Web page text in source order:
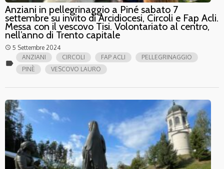
Anziani in pellegrinaggio a Piné sabato 7
settembre su invito di Arcidiocesi, Circoli e Fap Acli.
Messa con il vescovo Tisi. Volontariato al centro,
nell’anno di Trento capitale
access_time 5 Settembre 2024
label
ANZIANI CIRCOLI FAP ACLI
PELLEGRINAGGIO
PINÈ
VESCOVO LAURO